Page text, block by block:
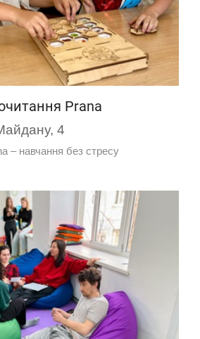
Prana
4
– навчання без стресу